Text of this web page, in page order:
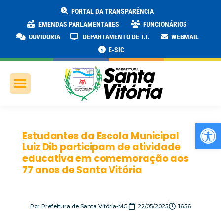
PORTAL DA TRANSPARÊNCIA
EMENDAS PARLAMENTARES
FUNCIONÁRIOS
OUVIDORIA
DEPARTAMENTO DE T.I.
WEBMAIL
E-SIC
Estudantes da Escola Municipal
Luiz Dib participam de atividade
educativa em comemoração aos
77 anos de Santa Vitória
Por Prefeitura de Santa Vitória-MG 22/05/2025 16:56